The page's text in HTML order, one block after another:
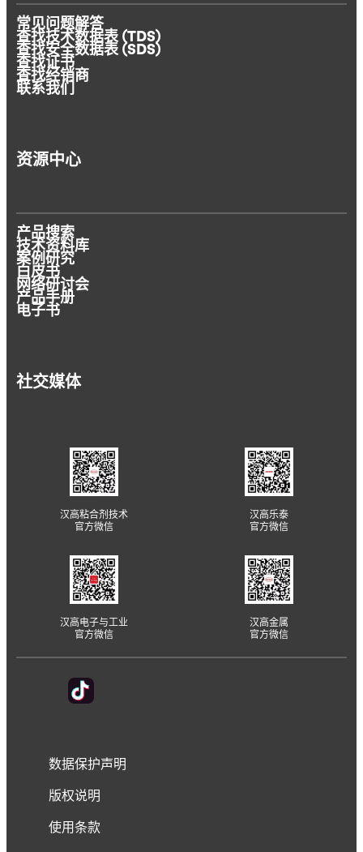
常见问题解答
查找技术数据表 (TDS)
查找安全数据表 (SDS)
查找证书
查找经销商
联系我们
资源中心
产品搜索
技术资料库
案例研究
白皮书
网络研讨会
产品手册
电子书
社交媒体
汉高粘合剂技术
官方微信
汉高乐泰
官方微信
汉高电子与工业
官方微信
汉高金属
官方微信
数据保护声明
版权说明
使用条款